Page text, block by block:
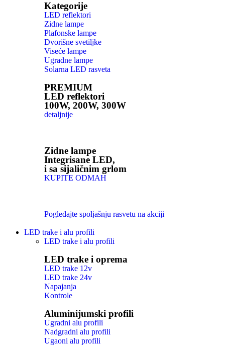
Kategorije
LED reflektori
Zidne lampe
Plafonske lampe
Dvorišne svetiljke
Viseće lampe
Ugradne lampe
Solarna LED rasveta
PREMIUM
LED reflektori
100W, 200W, 300W
detaljnije
Zidne lampe
Integrisane LED,
i sa sijaličnim grlom
KUPITE ODMAH
Pogledajte spoljašnju rasvetu na akciji
LED trake i alu profili
LED trake i alu profili
LED trake i oprema
LED trake 12v
LED trake 24v
Napajanja
Kontrole
Aluminijumski profili
Ugradni alu profili
Nadgradni alu profili
Ugaoni alu profili